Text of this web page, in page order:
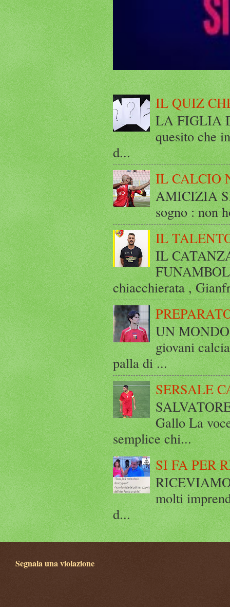
IL QUIZ
LA FIGLIA
quesito che
d...
IL CALCIO
AMICIZIA
sogno : non
IL
IL
chiacchierata ,
UN
giovani
palla di ...
SERSALE
Gallo La
semplice chi...
SI FA PER
molti
d...
Segnala una violazione